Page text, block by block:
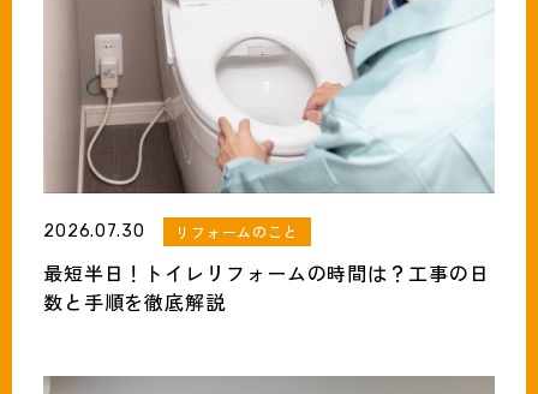
2026.07.30 リフォームのこと
最短半日！トイレリフォームの時間は？工事の日
数と手順を徹底解説